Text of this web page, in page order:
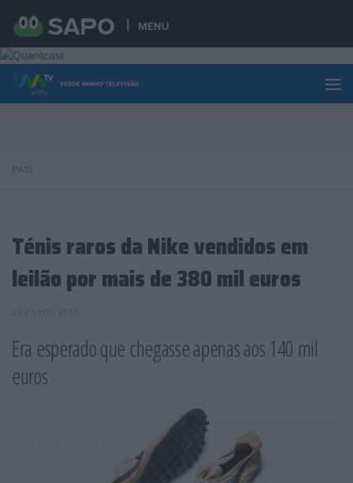
MENU
Skip to content
Ténis raros da Nike vendidos em
leilão por mais de 380 mil euros
Era esperado que chegasse apenas aos 140 mil
euros